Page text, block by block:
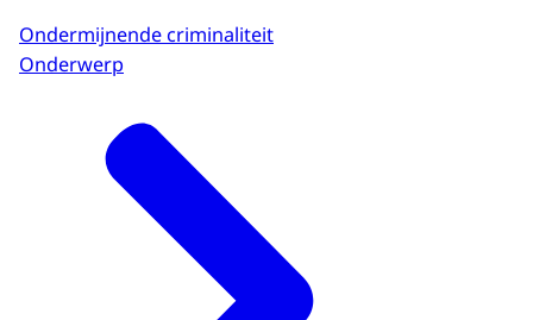
Ondermijnende criminaliteit
Onderwerp